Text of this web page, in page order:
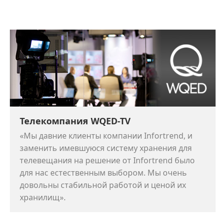
Телекомпания WQED-TV
«Мы давние клиенты компании Infortrend, и
заменить имевшуюся систему хранения для
телевещания на решение от Infortrend было
для нас естественным выбором. Мы очень
довольны стабильной работой и ценой их
хранилищ».